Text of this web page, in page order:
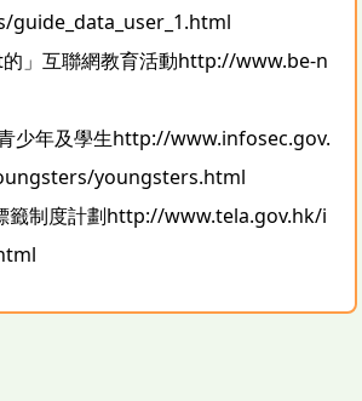
guide_data_user_1.html
的」互聯網教育活動http://www.be-n
少年及學生http://www.infosec.gov.
youngsters.html
籤制度計劃http://www.tela.gov.hk/i